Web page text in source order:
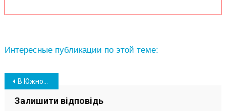
Интересные публикации по этой теме:
Навігація
записів
В Южному відкрилась виставка картин, де відвідувачі можуть загадувати бажання (фото)
Залишити відповідь